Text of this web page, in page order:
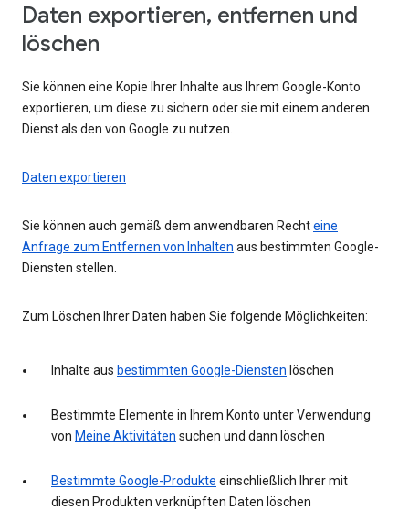
Daten exportieren, entfernen und
löschen
Sie können eine Kopie Ihrer Inhalte aus Ihrem Google-Konto
exportieren, um diese zu sichern oder sie mit einem anderen
Dienst als den von Google zu nutzen.
Daten exportieren
Sie können auch gemäß dem anwendbaren Rechteine
Anfrage zum Entfernen von Inhalten aus bestimmten Google-
Diensten stellen.
Zum Löschen Ihrer Daten haben Sie folgende Möglichkeiten:
Inhalte aus bestimmten Google-Diensten löschen
Bestimmte Elemente in Ihrem Konto unter Verwendung
von Meine Aktivitäten suchen und dann löschen
Bestimmte Google-Produkte einschließlich Ihrer mit
diesen Produkten verknüpften Daten löschen